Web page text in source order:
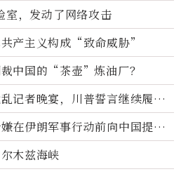
室，发动了网络攻击
产主义构成“致命威胁”
中国的“茶壶”炼油厂？
记者晚宴，川普誓言继续履行
在伊朗军事行动前向中国提供
星图像
木兹海峡